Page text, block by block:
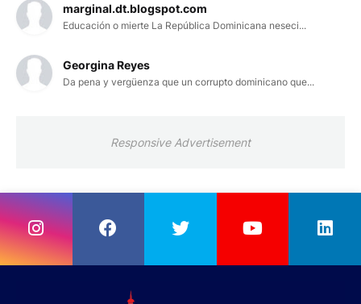
marginal.dt.blogspot.com
Educación o mierte La República Dominicana neseci...
Georgina Reyes
Da pena y vergüenza que un corrupto dominicano que...
Responsive Advertisement